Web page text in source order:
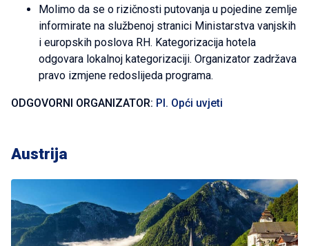
Molimo da se o rizičnosti putovanja u pojedine zemlje
informirate na službenoj stranici Ministarstva vanjskih
i europskih poslova RH. Kategorizacija hotela
odgovara lokalnoj kategorizaciji. Organizator zadržava
pravo izmjene redoslijeda programa.
ODGOVORNI ORGANIZATOR: PI. Opći uvjeti
Austrija